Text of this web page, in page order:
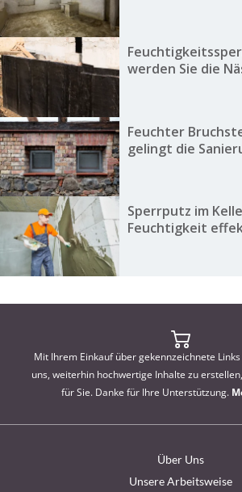
werden Sie die
Feuchter
gelingt die
Sperrputz im
Feuchtigkeit
Mit Ihrem Einkauf über gekennzeichnete
uns, weiterhin hochwertige Inhalte zu
für Sie. Danke für Ihre Unterstützung.
Über Uns
Unsere Arbeitsweise